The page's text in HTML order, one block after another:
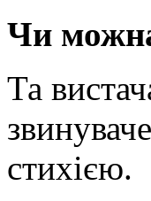
Чи
Та
стихією.